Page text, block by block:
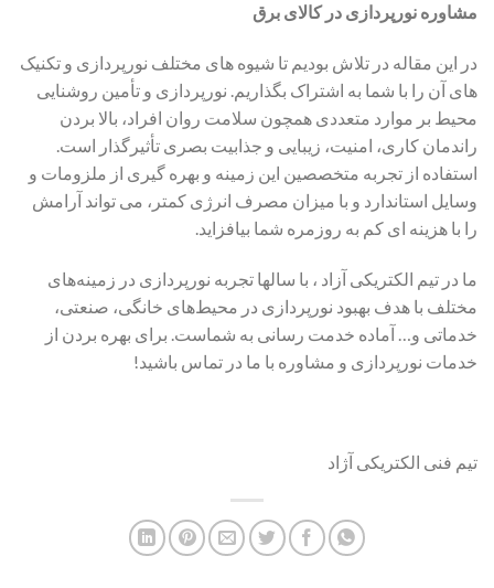
مشاوره نورپردازی در کالای برق
در این مقاله در تلاش بودیم تا شیوه های مختلف نورپردازی و تکنیک
های آن را با شما به اشتراک بگذاریم. نورپردازی و تأمین روشنایی
محیط بر موارد متعددی همچون سلامت روان افراد، بالا بردن
راندمان کاری، امنیت، زیبایی و جذابیت بصری تأثیرگذار است.
استفاده از تجربه متخصصین این زمینه و بهره گیری از ملزومات و
وسایل استاندارد و با میزان مصرف انرژی کمتر، می تواند آرامش
را با هزینه ای کم به روزمره شما بیافزاید.
ما در تیم الکتریکی آزاد ، با سالها تجربه نورپردازی در زمینه‌های
مختلف با هدف بهبود نورپردازی در محیط‌های خانگی، صنعتی،
خدماتی و… آماده خدمت رسانی به شماست. برای بهره بردن از
خدمات نورپردازی و مشاوره با ما در تماس باشید!
تیم فنی الکتریکی آژاد